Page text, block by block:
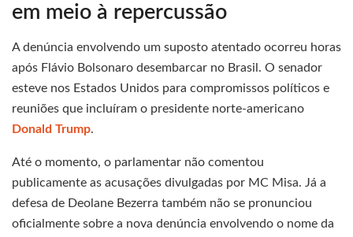
em meio à repercussão
A denúncia envolvendo um suposto atentado ocorreu horas
após Flávio Bolsonaro desembarcar no Brasil. O senador
esteve nos Estados Unidos para compromissos políticos e
reuniões que incluíram o presidente norte-americano
Donald Trump.
Até o momento, o parlamentar não comentou
publicamente as acusações divulgadas por MC Misa. Já a
defesa de Deolane Bezerra também não se pronunciou
oficialmente sobre a nova denúncia envolvendo o nome da